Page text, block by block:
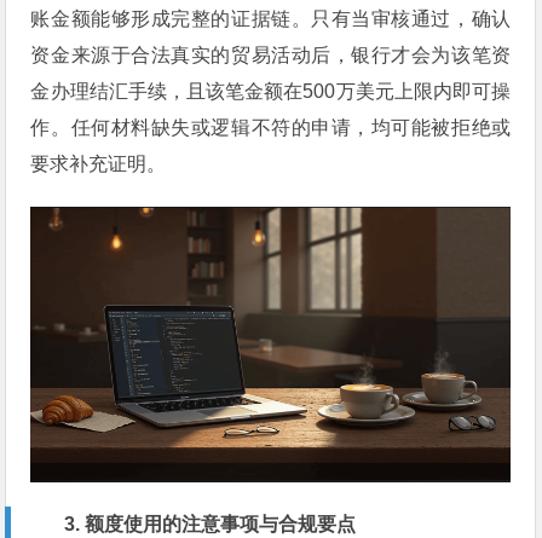
账金额能够形成完整的证据链。只有当审核通过，确认
资金来源于合法真实的贸易活动后，银行才会为该笔资
金办理结汇手续，且该笔金额在500万美元上限内即可操
作。任何材料缺失或逻辑不符的申请，均可能被拒绝或
要求补充证明。
3. 额度使用的注意事项与合规要点